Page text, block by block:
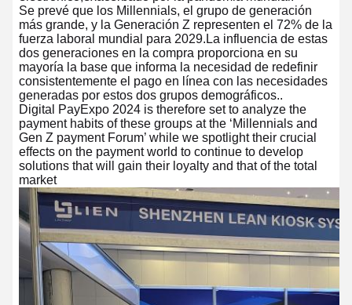
Se prevé que los Millennials, el grupo de generación
más grande, y la Generación Z representen el 72% de la
fuerza laboral mundial para 2029.La influencia de estas
dos generaciones en la compra proporciona en su
mayoría la base que informa la necesidad de redefinir
consistentemente el pago en línea con las necesidades
generadas por estos dos grupos demográficos..
Digital PayExpo 2024 is therefore set to analyze the
payment habits of these groups at the ‘Millennials and
Gen Z payment Forum’ while we spotlight their crucial
effects on the payment world to continue to develop
solutions that will gain their loyalty and that of the total
market